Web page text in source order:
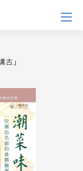
」